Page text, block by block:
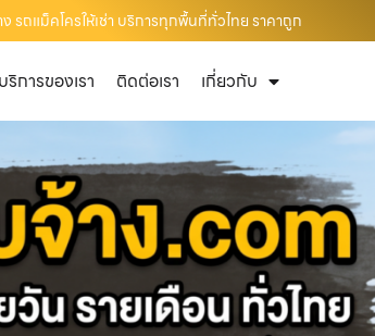
รถแม็คโครให้เช่า บริการทุกพื้นที่ทั่วไทย ราคาถูก
บริการของเรา ติดต่อเรา เกี่ยวกับ